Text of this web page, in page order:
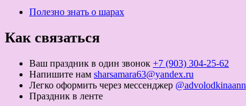
Полезно знать о шарах
Как связаться
Ваш праздник в один звонок +7 (903) 304-25-62
Напишите нам sharsamara63@yandex.ru
Легко оформить через мессенджер @advolodkinaann
Праздник в ленте